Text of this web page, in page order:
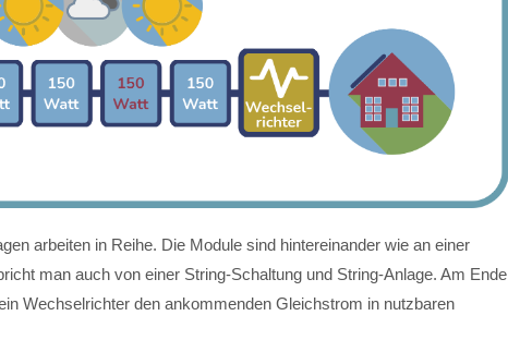
arbeiten in Reihe. Die Module sind hintereinander wie an einer
man auch von einer String-Schaltung und String-Anlage. Am Ende
Wechselrichter den ankommenden Gleichstrom in nutzbaren